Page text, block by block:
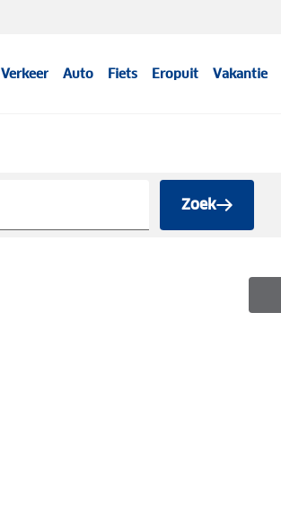
Verkeer Auto Fiets Eropuit Vakantie
Zoek